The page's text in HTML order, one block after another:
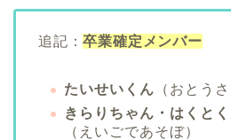
追記：卒業確定メンバー
たいせいくん （おとう
きらりちゃん・はくと
（えいごであそぼ）